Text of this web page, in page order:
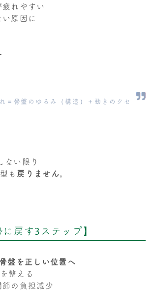
れやすい
原因に
＝骨盤のゆるみ（構造）＋動きのクセ
ない限り
も 戻りません。
に戻す3ステップ】
盤を正しい位置へ
整える
の負担減少